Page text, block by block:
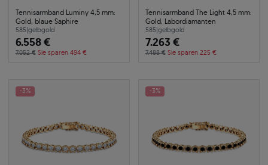
Tennisarmband Luminy 4,5 mm:
Gold, blaue Saphire
585|gelbgold
6.558 €
7.052 € Sie sparen 494 €
Tennisarmband The Light 4,5 mm:
Gold, Labordiamanten
585|gelbgold
7.263 €
7.488 € Sie sparen 225 €
-3% -3%